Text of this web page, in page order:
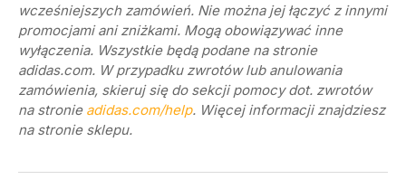
wcześniejszych zamówień. Nie można jej łączyć z innymi
promocjami ani zniżkami. Mogą obowiązywać inne
wyłączenia. Wszystkie będą podane na stronie
adidas.com. W przypadku zwrotów lub anulowania
zamówienia, skieruj się do sekcji pomocy dot. zwrotów
na stronie adidas.com/help. Więcej informacji znajdziesz
na stronie sklepu.